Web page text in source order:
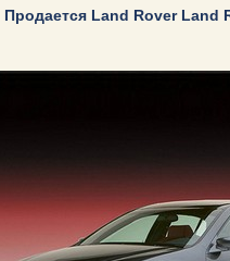
Продается Land Rover Land